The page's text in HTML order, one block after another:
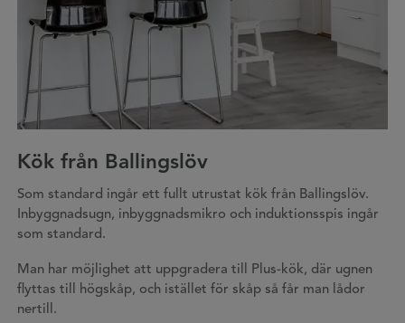
Kök från Ballingslöv
Som standard ingår ett fullt utrustat kök från Ballingslöv.
Inbyggnadsugn, inbyggnadsmikro och induktionsspis ingår
som standard.
Man har möjlighet att uppgradera till Plus-kök, där ugnen
flyttas till högskåp, och istället för skåp så får man lådor
nertill.